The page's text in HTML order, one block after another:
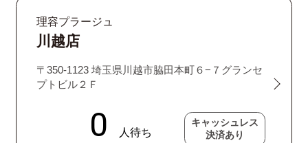
理容プラージュ
川越店
〒350-1123 埼玉県川越市脇田本町６−７グランセ
プトビル２Ｆ
キャッシュレス
決済あり